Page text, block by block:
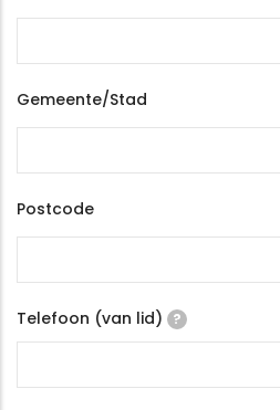
Gemeente/Stad
Postcode
Telefoon (van lid) ?